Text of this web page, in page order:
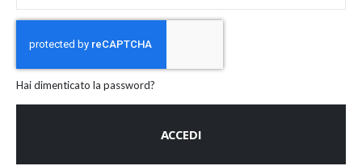
Hai dimenticato la password?
ACCEDI